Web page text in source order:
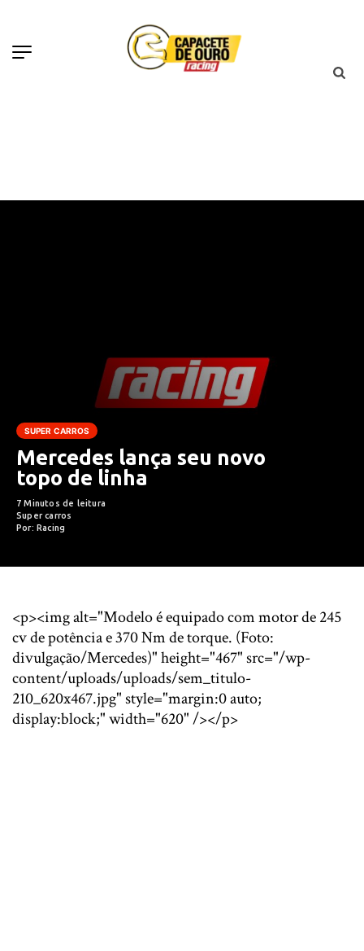
SUPER CARROS
Mercedes lança seu novo
topo de linha
7 Minutos de leitura
Super carros
Por: Racing
<p><img alt="Modelo é equipado com motor de 245
cv de potência e 370 Nm de torque. (Foto:
divulgação/Mercedes)" height="467" src="/wp-
content/uploads/uploads/sem_titulo-
210_620x467.jpg" style="margin:0 auto;
display:block;" width="620" /></p>